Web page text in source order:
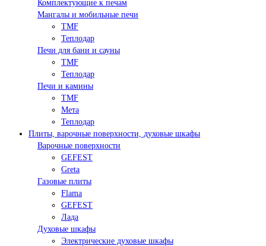
Комплектующие к печам
Мангалы и мобильные печи
TMF
Теплодар
Печи для бани и сауны
TMF
Теплодар
Печи и камины
TMF
Мета
Теплодар
Плиты, варочные поверхности, духовые шкафы
Варочные поверхности
GEFEST
Greta
Газовые плиты
Flama
GEFEST
Лада
Духовые шкафы
Электрические духовые шкафы